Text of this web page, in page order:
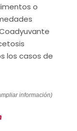
o
los casos de
información)